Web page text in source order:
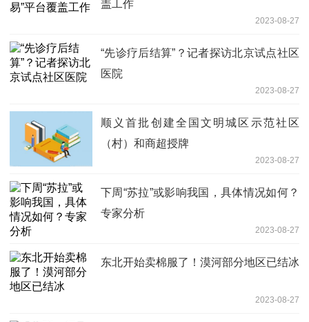
盖工作
2023-08-27
“先诊疗后结算”？记者探访北京试点社区
医院
2023-08-27
顺义首批创建全国文明城区示范社区
（村）和商超授牌
2023-08-27
下周“苏拉”或影响我国，具体情况如何？
专家分析
2023-08-27
东北开始卖棉服了！漠河部分地区已结冰
2023-08-27